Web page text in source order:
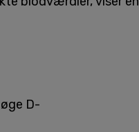
D-